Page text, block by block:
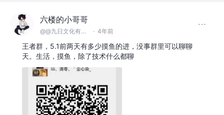
六楼的小哥哥
@@九日文化有限 公司 · 4年前
王者群，5.1前两天有多少摸鱼的进，没事群里可以聊聊
天。生活，摸鱼，除了技术什么都聊